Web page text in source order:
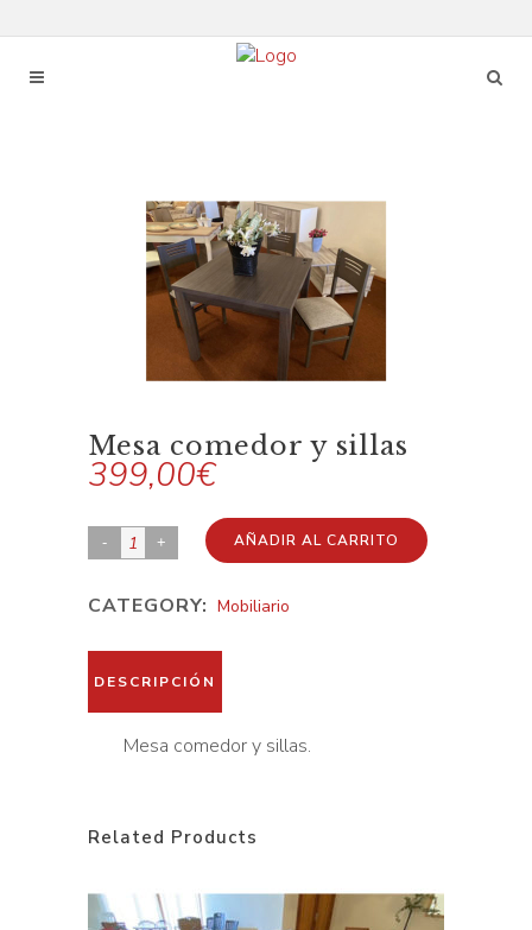
Mesa comedor y sillas
399,00€
Mesa
y
quantity
AÑADIR AL CARRITO
CATEGORY: Mobiliario
DESCRIPCIÓN
Mesa comedor y sillas.
Related Products